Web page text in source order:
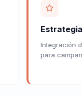
Integración
para